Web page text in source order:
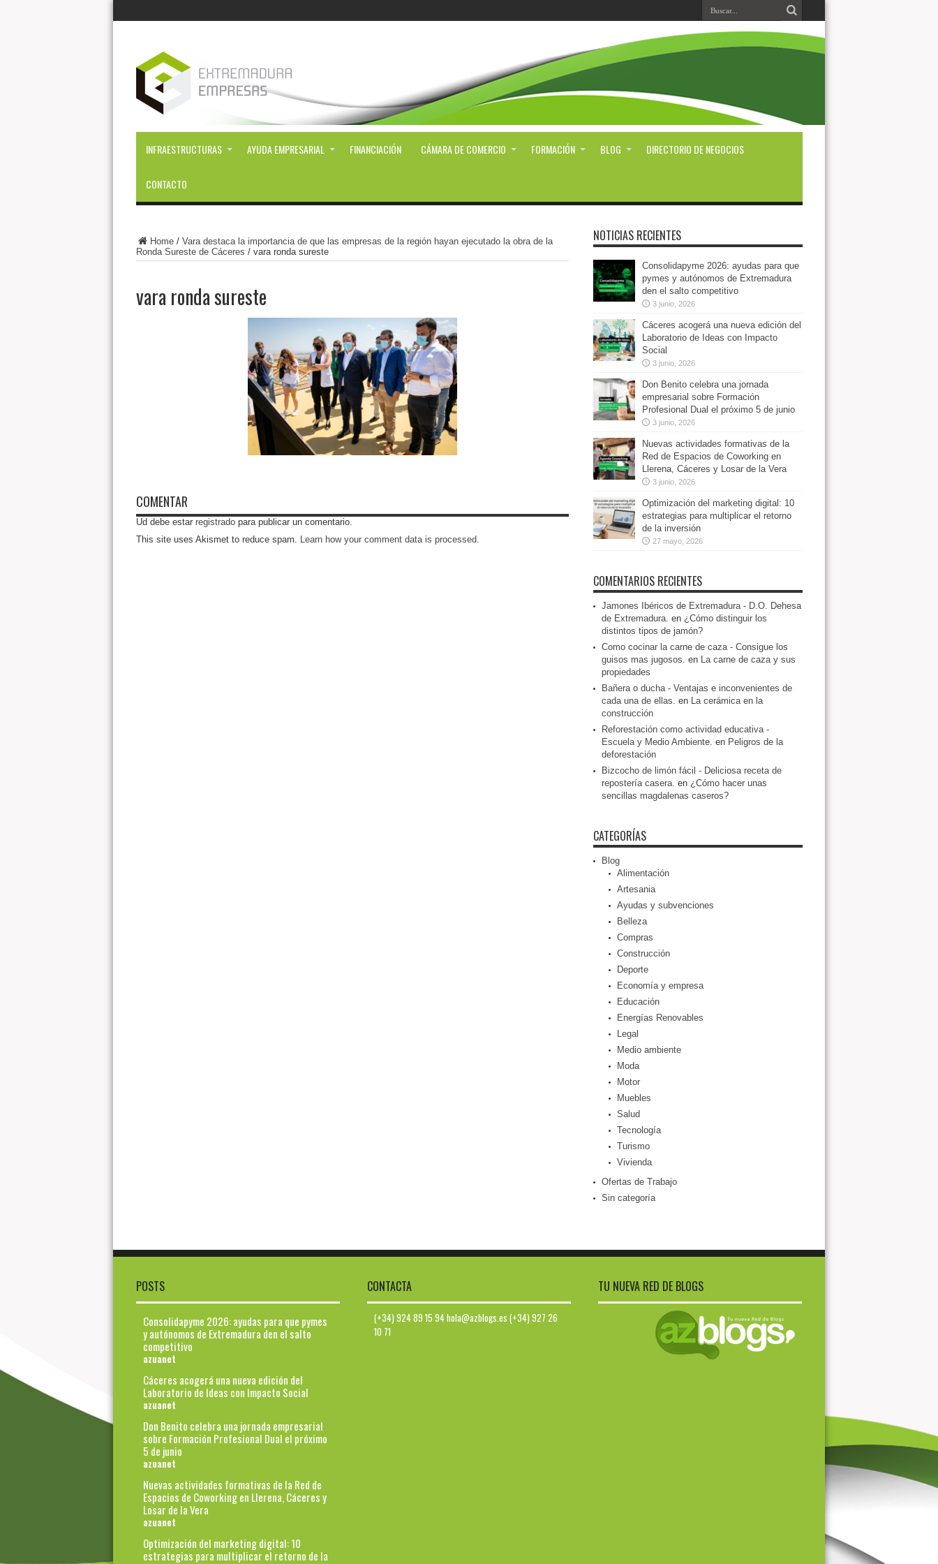
INFRAESTRUCTURAS AYUDA EMPRESARIAL FINANCIACIÓN CÁMARA DE COMERCIO FORMACIÓN BLOG DIRECTORIO DE NEGOCIOS
CONTACTO
Home/ Vara destaca la importancia de que las empresas de la región hayan ejecutado la obra de la
Ronda Sureste de Cáceres / vara ronda sureste
vara ronda sureste
COMENTAR
Ud debe estar registradopara publicar un comentario.
This site uses Akismet to reduce spam. Learn how your comment data is processed.
NOTICIAS RECIENTES
Consolidapyme 2026: ayudas para que
pymes y autónomos de Extremadura
den el salto competitivo
3 junio, 2026
Cáceres acogerá una nueva edición del
Laboratorio de Ideas con Impacto
Social
3 junio, 2026
Don Benito celebra una jornada
empresarial sobre Formación
Profesional Dual el próximo 5 de junio
3 junio, 2026
Nuevas actividades formativas de la
Red de Espacios de Coworking en
Llerena, Cáceres y Losar de la Vera
3 junio, 2026
Optimización del marketing digital: 10
estrategias para multiplicar el retorno
de la inversión
27 mayo, 2026
COMENTARIOS RECIENTES
Jamones Ibéricos de Extremadura - D.O. Dehesa
de Extremadura. en ¿Cómo distinguir los
distintos tipos de jamón?
Como cocinar la carne de caza - Consigue los
guisos mas jugosos. en La carne de caza y sus
propiedades
Bañera o ducha - Ventajas e inconvenientes de
cada una de ellas. en La cerámica en la
construcción
Reforestación como actividad educativa -
Escuela y Medio Ambiente. en Peligros de la
deforestación
Bizcocho de limón fácil - Deliciosa receta de
repostería casera. en ¿Cómo hacer unas
sencillas magdalenas caseros?
CATEGORÍAS
Blog
Alimentación
Artesania
Ayudas y subvenciones
Belleza
Compras
Construcción
Deporte
Economía y empresa
Educación
Energías Renovables
Legal
Medio ambiente
Moda
Motor
Muebles
Salud
Tecnología
Turismo
Vivienda
Ofertas de Trabajo
Sin categoría
POSTS
Consolidapyme 2026: ayudas para que pymes
y autónomos de Extremadura den el salto
competitivo
azuanet
Cáceres acogerá una nueva edición del
Laboratorio de Ideas con Impacto Social
azuanet
Don Benito celebra una jornada empresarial
sobre Formación Profesional Dual el próximo
5 de junio
azuanet
Nuevas actividades formativas de la Red de
Espacios de Coworking en Llerena, Cáceres y
Losar de la Vera
azuanet
Optimización del marketing digital: 10
estrategias para multiplicar el retorno de la
CONTACTA
(+34) 924 89 15 94 hola@azblogs.es (+34) 927 26
10 71
TU NUEVA RED DE BLOGS